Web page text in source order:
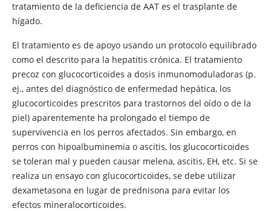
tratamiento de la deficiencia de AAT es el trasplante de
hígado.
El tratamiento es de apoyo usando un protocolo equilibrado
como el descrito para la hepatitis crónica. El tratamiento
precoz con glucocorticoides a dosis inmunomoduladoras (p.
ej., antes del diagnóstico de enfermedad hepática, los
glucocorticoides prescritos para trastornos del oído o de la
piel) aparentemente ha prolongado el tiempo de
supervivencia en los perros afectados. Sin embargo, en
perros con hipoalbuminemia o ascitis, los glucocorticoides
se toleran mal y pueden causar melena, ascitis, EH, etc. Si se
realiza un ensayo con glucocorticoides, se debe utilizar
dexametasona en lugar de prednisona para evitar los
efectos mineralocorticoides.